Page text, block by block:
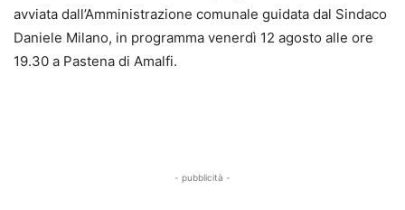
avviata dall’Amministrazione comunale guidata dal Sindaco
Daniele Milano, in programma venerdì 12 agosto alle ore
19.30 a Pastena di Amalfi.
- pubblicità -